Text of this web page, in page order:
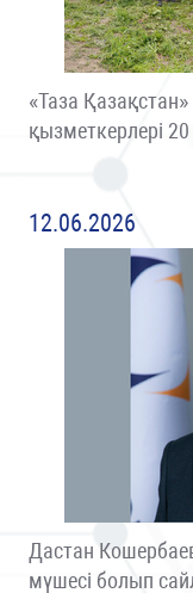
«Таза
қызметкерлері
12.06.2026
Дастан
мүшесі болып